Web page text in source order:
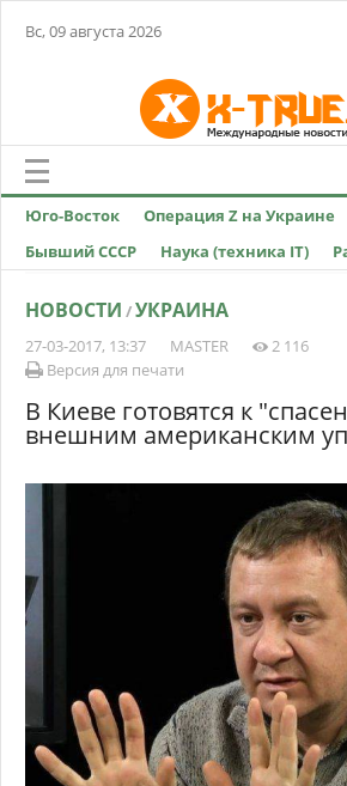
Вс, 09 августа 2026
Юго-Восток Операция Z на Украине
Бывший СССР
Наука (техника IT)
НОВОСТИ /УКРАИНА
27-03-2017, 13:37 MASTER
2 116
Версия для печати
В Киеве готовятся к
внешним американским